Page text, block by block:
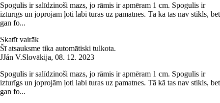
Spogulis ir salīdzinoši mazs, jo rāmis ir apmēram 1 cm. Spogulis ir
izturīgs un joprojām ļoti labi turas uz pamatnes. Tā kā tas nav stikls, bet
gan fo...
Skatīt vairāk
Šī atsauksme tika automātiski tulkota.
JJán V.Slovākija, 08. 12. 2023
Spogulis ir salīdzinoši mazs, jo rāmis ir apmēram 1 cm. Spogulis ir
izturīgs un joprojām ļoti labi turas uz pamatnes. Tā kā tas nav stikls, bet
gan fo...